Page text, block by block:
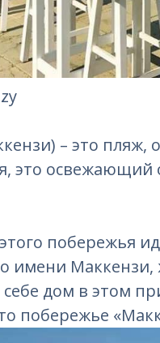
– это
это освежающий
побережья
имени
дом в этом
побережье